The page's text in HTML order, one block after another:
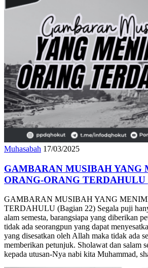
Muhasabah 17/03/2025
ORANG-ORANG TERDAHULU
TERDAHULU (Bagian 22) Segala puji
alam semesta, barangsiapa yang diberikan
tidak ada seorangpun yang dapat
yang disesatkan oleh Allah maka tidak ada
memberikan petunjuk. Sholawat dan salam
kepada utusan-Nya nabi kita Muhammad,